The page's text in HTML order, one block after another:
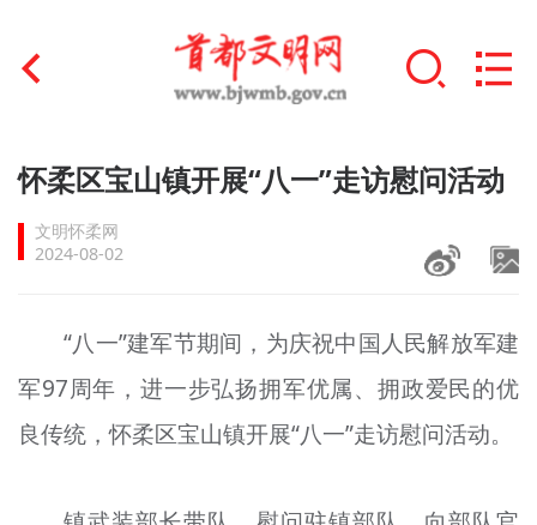
首页
文明创建
文明培育
+
未成年人思想道德建设
榜样人物
+
身边好人
怀柔区宝山镇开展“八一”走访慰问活动
文明怀柔网
2024-08-02
“八一”建军节期间，为庆祝中国人民解放军建
军97周年，进一步弘扬拥军优属、拥政爱民的优
良传统，怀柔区宝山镇开展“八一”走访慰问活动。